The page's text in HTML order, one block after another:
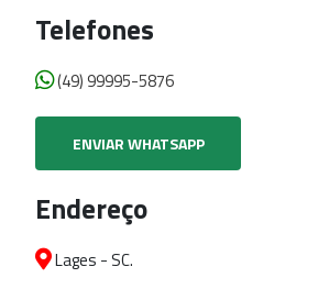
Telefones
(49) 99995-5876
ENVIAR WHATSAPP
Endereço
Lages - SC.